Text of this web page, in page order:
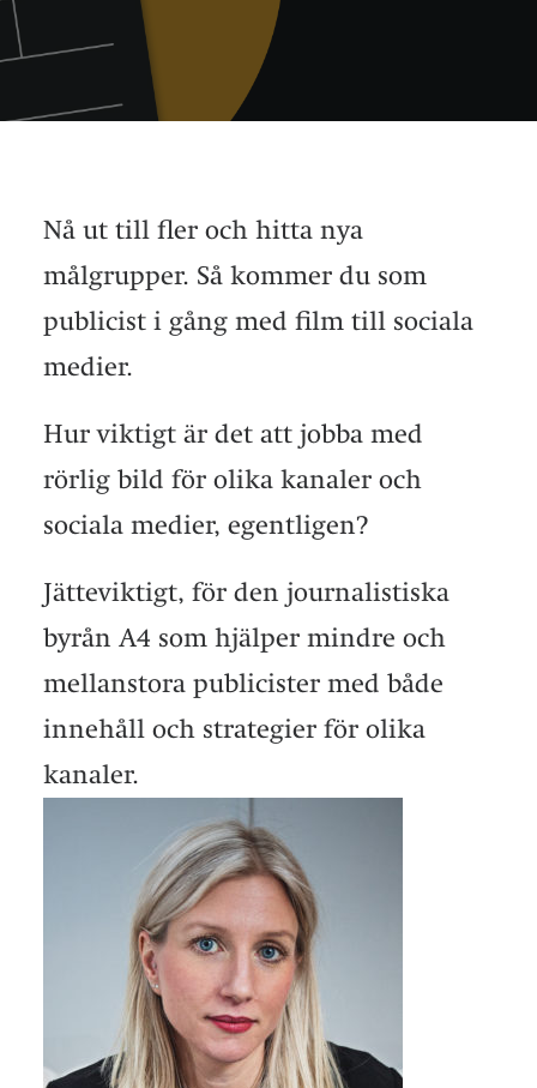
Nå ut till fler och hitta nya
målgrupper. Så kommer du som
publicist i gång med film till sociala
medier.
Hur viktigt är det att jobba med
rörlig bild för olika kanaler och
sociala medier, egentligen?
Jätteviktigt, för den journalistiska
byrån A4 som hjälper mindre och
mellanstora publicister med både
innehåll och strategier för olika
kanaler.